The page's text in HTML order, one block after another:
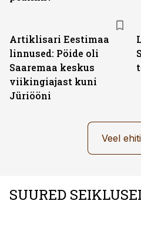
Artiklisari Eestimaa
linnused: Pöide oli
Saaremaa keskus
viikingiajast kuni
Jüriööni
Veel
SUURED